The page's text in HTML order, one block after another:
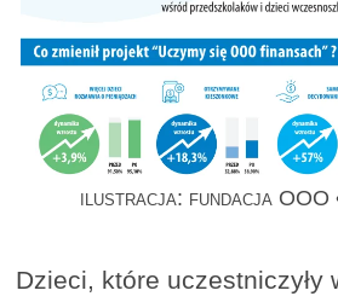
ilustracja: fundacja OOO
Dzieci, które uczestniczyły